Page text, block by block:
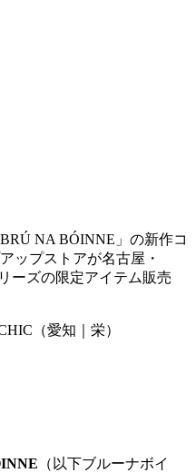
NA BÓINNE」の新作コ
ップストアが名古屋・
ーズの限定アイテム販売
（愛知｜栄）
（以下ブルーナボイ